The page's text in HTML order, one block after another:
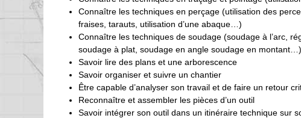
Connaître les techniques en perçage (utilisation des
fraises, tarauts, utilisation d’une abaque…)
Connaître les techniques de soudage (soudage à l’arc,
soudage à plat, soudage en angle soudage en montant…)
Savoir lire des plans et une arborescence
Savoir organiser et suivre un chantier
Être capable d’analyser son travail et de faire un retour
Reconnaître et assembler les pièces d’un outil
Savoir intégrer son outil dans un itinéraire technique sur